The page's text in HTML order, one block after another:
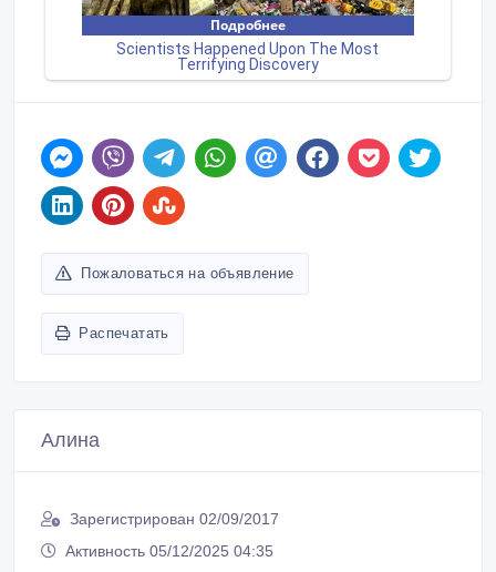
Пожаловаться на объявление
Распечатать
Алина
Зарегистрирован 02/09/2017
Активность 05/12/2025 04:35